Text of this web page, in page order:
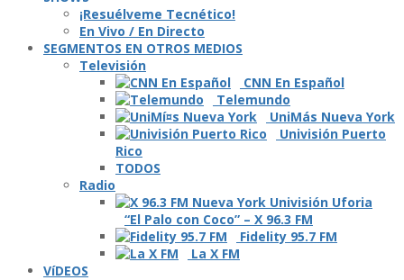
¡Resuélveme Tecnético!
En Vivo / En Directo
SEGMENTOS EN OTROS MEDIOS
Televisión
CNN En Español
Telemundo
UniMás Nueva York
Univisión Puerto
Rico
TODOS
Radio
“El Palo con Coco” – X 96.3 FM
Fidelity 95.7 FM
La X FM
VíDEOS